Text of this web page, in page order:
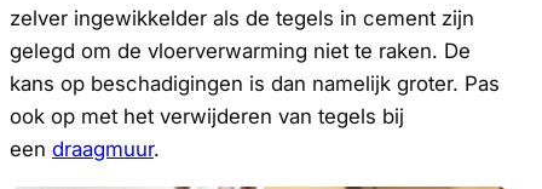
zelver ingewikkelder als de tegels in cement zijn
gelegd om de vloerverwarming niet te raken. De
kans op beschadigingen is dan namelijk groter. Pas
ook op met het verwijderen van tegels bij
een draagmuur.